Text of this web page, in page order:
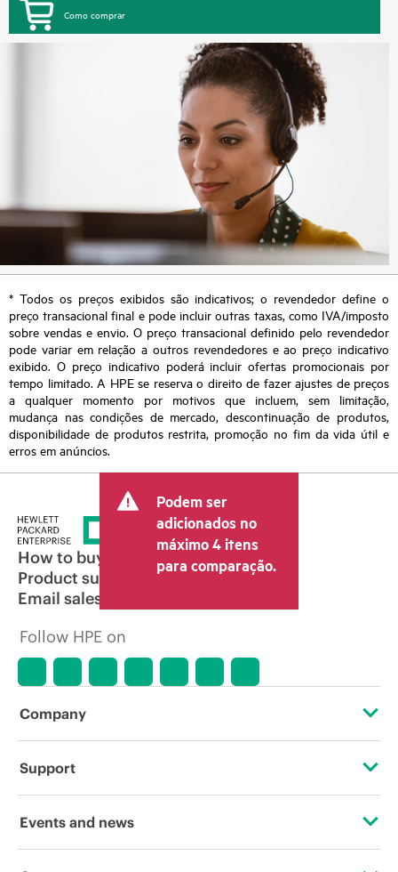
Como comprar
* Todos os preços exibidos são indicativos; o revendedor define o
preço transacional final e pode incluir outras taxas, como IVA/imposto
sobre vendas e envio. O preço transacional definido pelo revendedor
pode variar em relação a outros revendedores e ao preço indicativo
exibido. O preço indicativo poderá incluir ofertas promocionais por
tempo limitado. A HPE se reserva o direito de fazer ajustes de preços
a qualquer momento por motivos que incluem, sem limitação,
mudança nas condições de mercado, descontinuação de produtos,
disponibilidade de produtos restrita, promoção no fim da vida útil e
erros em anúncios.
Podem ser
adicionados no
máximo 4 itens
para comparação.
How to buy
Product support
Email sales
Follow HPE on
Company
About HPE
Support
Operational support services
Events and news
Events